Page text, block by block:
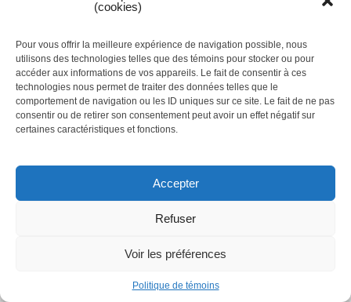
(cookies)
Pour vous offrir la meilleure expérience de navigation possible, nous
utilisons des technologies telles que des témoins pour stocker ou pour
accéder aux informations de vos appareils. Le fait de consentir à ces
technologies nous permet de traiter des données telles que le
comportement de navigation ou les ID uniques sur ce site. Le fait de ne pas
consentir ou de retirer son consentement peut avoir un effet négatif sur
certaines caractéristiques et fonctions.
Accepter
Refuser
Voir les préférences
Politique de témoins